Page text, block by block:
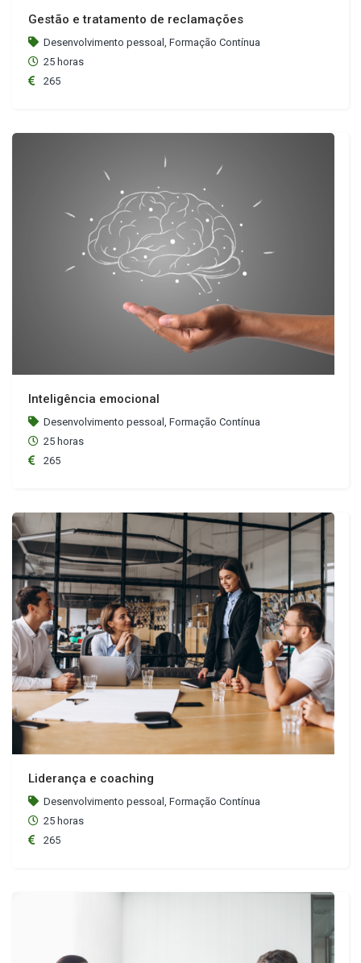
Gestão e tratamento de reclamações
Desenvolvimento pessoal, Formação Contínua
25 horas
265
Inteligência emocional
Desenvolvimento pessoal, Formação Contínua
25 horas
265
Liderança e coaching
Desenvolvimento pessoal, Formação Contínua
25 horas
265